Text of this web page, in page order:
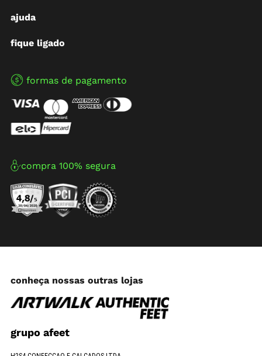
ajuda
fique ligado
formas de pagamento
compra 100% segura
conheça nossas outras lojas
grupo afeet